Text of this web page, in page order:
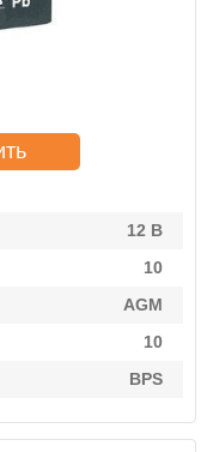
12 В
10
AGM
10
BPS